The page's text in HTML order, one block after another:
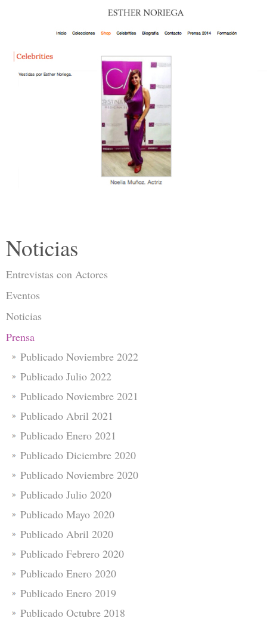
Noticias
Entrevistas con Actores
Eventos
Noticias
Prensa
Publicado Noviembre 2022
Publicado Julio 2022
Publicado Noviembre 2021
Publicado Abril 2021
Publicado Enero 2021
Publicado Diciembre 2020
Publicado Noviembre 2020
Publicado Julio 2020
Publicado Mayo 2020
Publicado Abril 2020
Publicado Febrero 2020
Publicado Enero 2020
Publicado Enero 2019
Publicado Octubre 2018